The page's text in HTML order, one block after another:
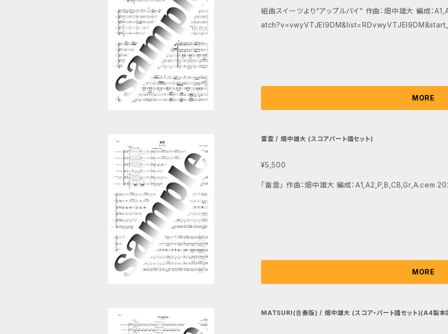
組曲スイーツより“アップルパイ” 作曲：畑中雄大 編成
MORE
雷雲 / 畑中雄大 (スコアパート譜セット)
¥5,500
「雷雲」 作曲：畑中雄大 編成：A1,A2,P,B,CB,Gr,A.cem
MORE
MATSURI(合奏版) / 畑中雄大 (スコア・パート譜セット)(A4製本